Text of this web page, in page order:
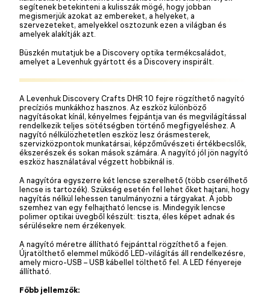
segítenek betekinteni a kulisszák mögé, hogy jobban
megismerjük azokat az embereket, a helyeket, a
szervezeteket, amelyekkel osztozunk ezen a világban és
amelyek alakítják azt.
Büszkén mutatjuk be a Discovery optika termékcsaládot,
amelyet a Levenhuk gyártott és a Discovery inspirált.
A Levenhuk Discovery Crafts DHR 10 fejre rögzíthető nagyító
precíziós munkákhoz hasznos. Az eszköz különböző
nagyításokat kínál, kényelmes fejpántja van és megvilágítással
rendelkezik teljes sötétségben történő megfigyeléshez. A
nagyító nélkülözhetetlen eszköz lesz órásmesterek,
szervizközpontok munkatársai, képzőművészeti értékbecslők,
ékszerészek és sokan mások számára. A nagyító jól jön nagyító
eszköz használatával végzett hobbiknál is.
A nagyítóra egyszerre két lencse szerelhető (több cserélhető
lencse is tartozék). Szükség esetén fel lehet őket hajtani, hogy
nagyítás nélkül lehessen tanulmányozni a tárgyakat. A jobb
szemhez van egy felhajtható lencse is. Mindegyik lencse
polimer optikai üvegből készült: tiszta, éles képet adnak és
sérülésekre nem érzékenyek.
A nagyító méretre állítható fejpánttal rögzíthető a fejen.
Újratölthető elemmel működő LED-világítás áll rendelkezésre,
amely micro-USB – USB kábellel tölthető fel. A LED fényereje
állítható.
Főbb jellemzők: